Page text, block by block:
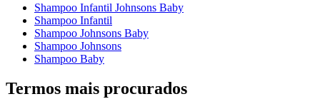
Shampoo Infantil Johnsons Baby
Shampoo Infantil
Shampoo Johnsons Baby
Shampoo Johnsons
Shampoo Baby
Termos mais procurados